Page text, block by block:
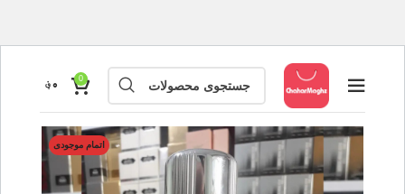
0 ۰؋
اتمام موجودی